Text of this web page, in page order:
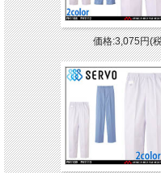
価格:3,075円(